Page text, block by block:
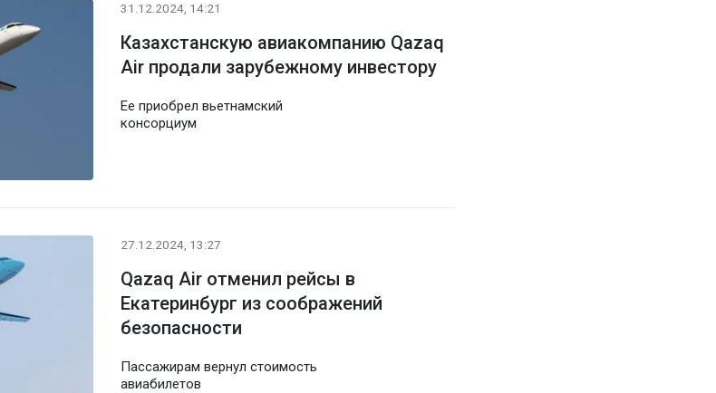
31.12.2024, 14:21
Казахстанскую авиакомпанию Qazaq
Air продали зарубежному инвестору
Ее приобрел вьетнамский
консорциум
27.12.2024, 13:27
Qazaq Air отменил рейсы в
Екатеринбург из соображений
безопасности
Пассажирам вернул стоимость
авиабилетов